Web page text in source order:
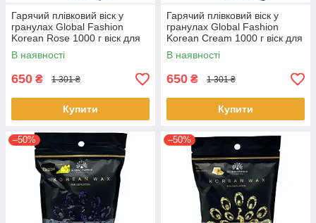
Гарячий плівковий віск у
гранулах Global Fashion
Korean Rose 1000 г віск для
депіляції обличчя та тіла
В наявності
650 ₴ 1 301 ₴
Купити
Гарячий плівковий віск у
гранулах Global Fashion
Korean Cream 1000 г віск для
депіляції обличчя та тіла
В наявності
650 ₴ 1 301 ₴
Купити
–50% –50%